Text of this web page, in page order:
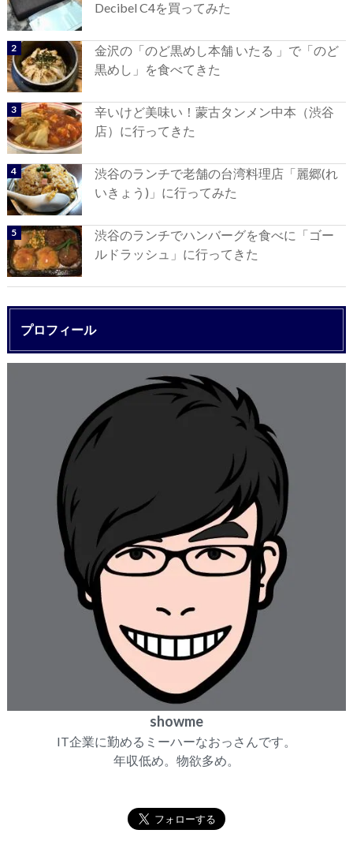
Decibel C4を買ってみた
金沢の「のど黒めし本舗 いたる 」で「のど
黒めし」を食べてきた
辛いけど美味い！蒙古タンメン中本（渋谷
店）に行ってきた
渋谷のランチで老舗の台湾料理店「麗郷(れ
いきょう)」に行ってみた
渋谷のランチでハンバーグを食べに「ゴー
ルドラッシュ」に行ってきた
プロフィール
showme
IT企業に勤めるミーハーなおっさんです。
年収低め。物欲多め。